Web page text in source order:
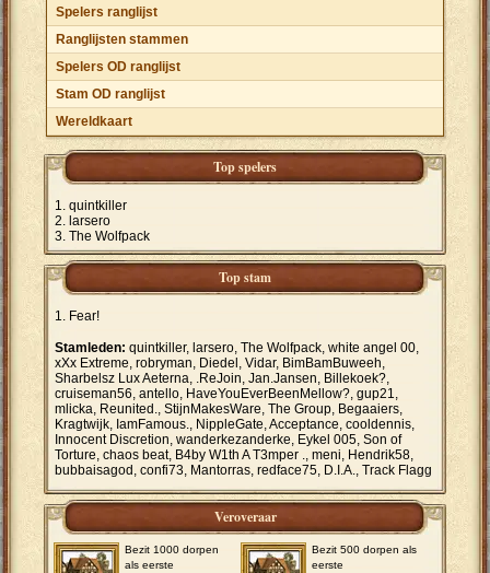
Spelers ranglijst
Ranglijsten stammen
Spelers OD ranglijst
Stam OD ranglijst
Wereldkaart
Top spelers
quintkiller
larsero
The Wolfpack
Top stam
Fear!
Stamleden: quintkiller, larsero, The Wolfpack, white angel 00,
xXx Extreme, robryman, Diedel, Vidar, BimBamBuweeh,
Sharbelsz Lux Aeterna, .ReJoin, Jan.Jansen, Billekoek?,
cruiseman56, antello, HaveYouEverBeenMellow?, gup21,
mlicka, Reunited., StijnMakesWare, The Group, Begaaiers,
Kragtwijk, IamFamous., NippleGate, Acceptance, cooldennis,
Innocent Discretion, wanderkezanderke, Eykel 005, Son of
Torture, chaos beat, B4by W1th A T3mper ., meni, Hendrik58,
bubbaisagod, confi73, Mantorras, redface75, D.I.A., Track Flagg
Veroveraar
Bezit 1000 dorpen
als eerste
Bezit 500 dorpen als
eerste